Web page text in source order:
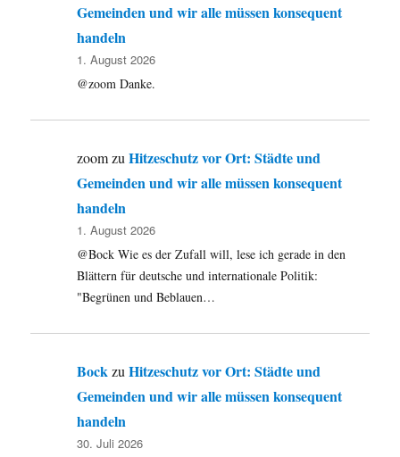
Gemeinden und wir alle müssen konsequent
handeln
1. August 2026
@zoom Danke.
zoomzuHitzeschutz vor Ort: Städte und
Gemeinden und wir alle müssen konsequent
handeln
1. August 2026
@Bock Wie es der Zufall will, lese ich gerade in den
Blättern für deutsche und internationale Politik:
"Begrünen und Beblauen…
BockzuHitzeschutz vor Ort: Städte und
Gemeinden und wir alle müssen konsequent
handeln
30. Juli 2026